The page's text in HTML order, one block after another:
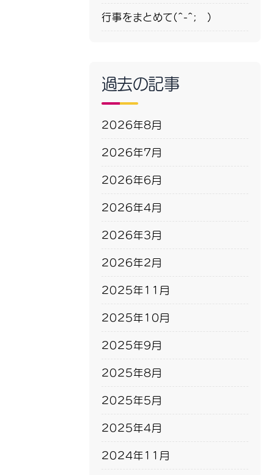
行事をまとめて(^-^; )
過去の記事
2026年8月
2026年7月
2026年6月
2026年4月
2026年3月
2026年2月
2025年11月
2025年10月
2025年9月
2025年8月
2025年5月
2025年4月
2024年11月